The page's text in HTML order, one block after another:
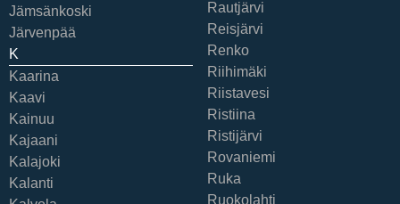
Jämsänkoski
Järvenpää
K
Kaarina
Kaavi
Kainuu
Kajaani
Kalajoki
Kalanti
Rautjärvi
Reisjärvi
Renko
Riihimäki
Riistavesi
Ristiina
Ristijärvi
Rovaniemi
Ruka
Ruokolahti